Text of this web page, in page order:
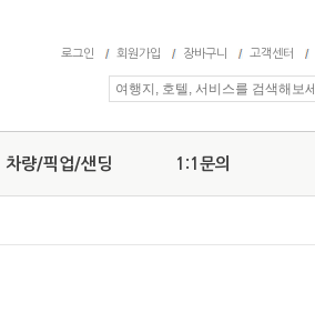
로그인 회원가입 장바구니 고객센터
차량/픽업/샌딩 1:1문의